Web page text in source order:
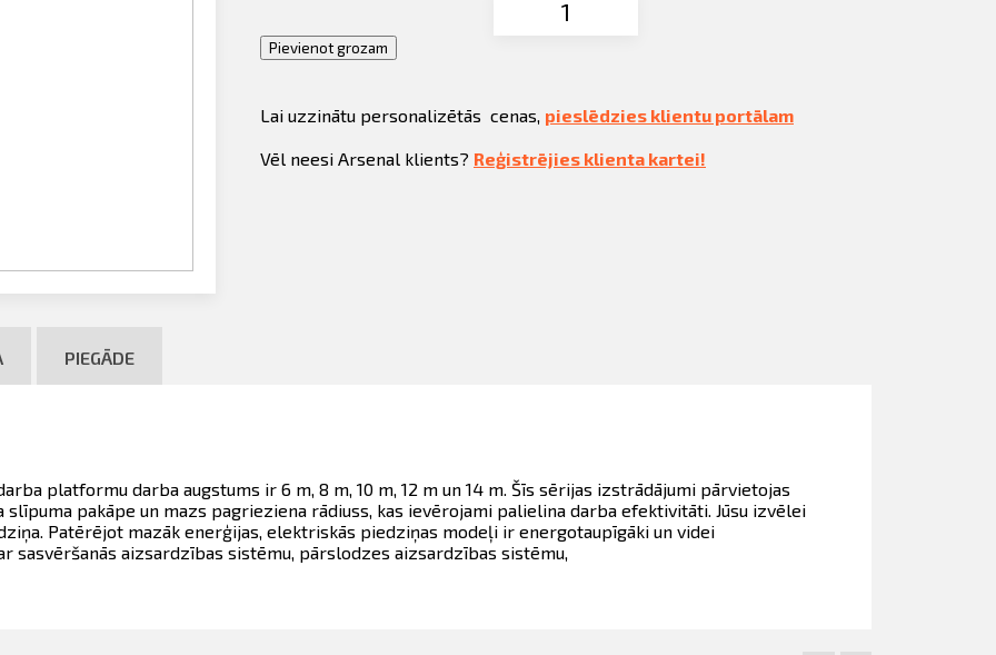
Pievienot grozam
Lai uzzinātu personalizētās cenas, pieslēdzies klientu portālam
Vēl neesi Arsenal klients? Reģistrējies klienta kartei!
PIEGĀDE
platformu darba augstums ir 6 m, 8 m, 10 m, 12 m un 14 m. Šīs sērijas izstrādājumi pārvietojas
pakāpe un mazs pagrieziena rādiuss, kas ievērojami palielina darba efektivitāti. Jūsu izvēlei
Patērējot mazāk enerģijas, elektriskās piedziņas modeļi ir energotaupīgāki un videi
sasvēršanās aizsardzības sistēmu, pārslodzes aizsardzības sistēmu,